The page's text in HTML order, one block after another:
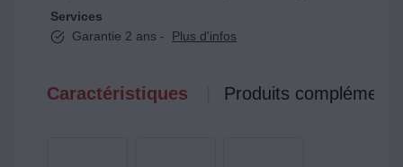
Services
Garantie 2 ans -
Plus d'infos
Caractéristiques Produits